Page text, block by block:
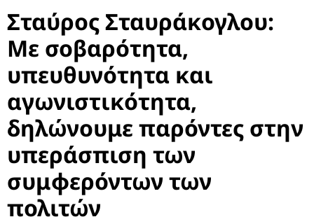
Σταύρος Σταυράκογλου:
Με σοβαρότητα,
υπευθυνότητα και
αγωνιστικότητα,
δηλώνουμε παρόντες στην
υπεράσπιση των
συμφερόντων των
πολιτών